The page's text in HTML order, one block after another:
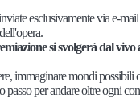
esclusivamente via e-mail
si svolgerà dal vivo
immaginare mondi
passo per andare oltre ogni